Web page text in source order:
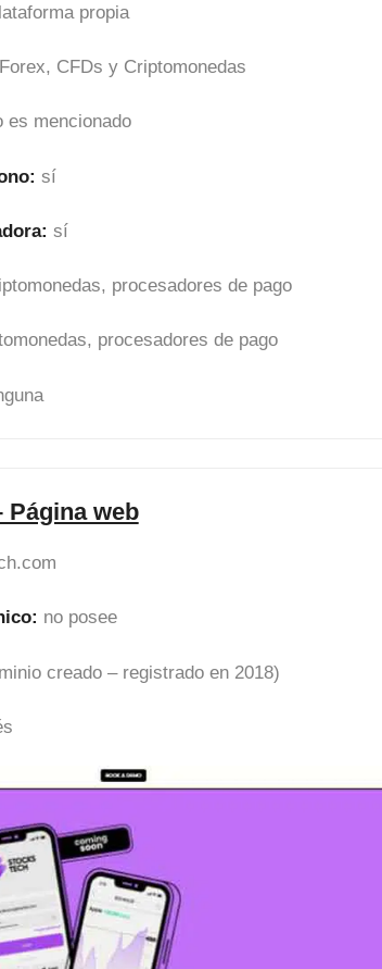
propia
Forex, CFDs y Criptomonedas
es mencionado
sí
sí
procesadores de pago
procesadores de pago
Página web
no posee
creado – registrado en 2018)